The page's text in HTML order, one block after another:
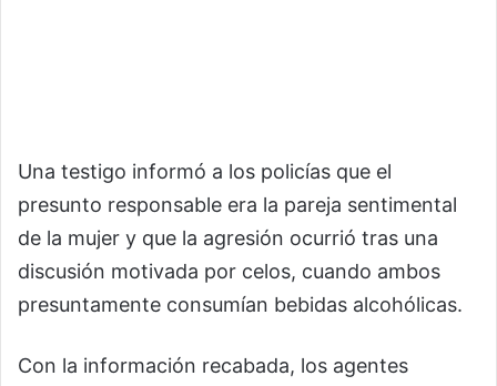
Una testigo informó a los policías que el
presunto responsable era la pareja sentimental
de la mujer y que la agresión ocurrió tras una
discusión motivada por celos, cuando ambos
presuntamente consumían bebidas alcohólicas.
Con la información recabada, los agentes